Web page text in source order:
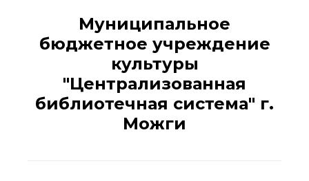
Муниципальное
бюджетное учреждение
культуры
"Централизованная
библиотечная система" г.
Можги